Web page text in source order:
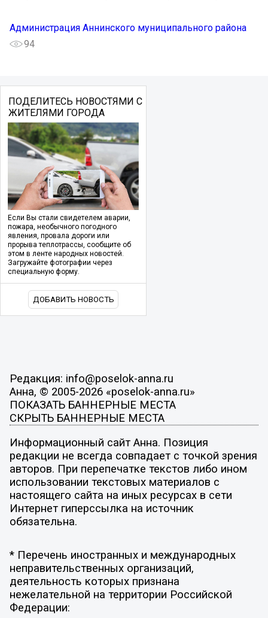
Администрация Аннинского муниципального района
94
ПОДЕЛИТЕСЬ НОВОСТЯМИ С
ЖИТЕЛЯМИ ГОРОДА
Если Вы стали свидетелем аварии,
пожара, необычного погодного
явления, провала дороги или
прорыва теплотрассы, сообщите об
этом в ленте народных новостей.
Загружайте фотографии через
специальную форму.
ДОБАВИТЬ НОВОСТЬ
Редакция: info@poselok-anna.ru
Анна, © 2005-2026 «poselok-anna.ru»
ПОКАЗАТЬ БАННЕРНЫЕ МЕСТА
СКРЫТЬ БАННЕРНЫЕ МЕСТА
Информационный сайт Анна. Позиция
редакции не всегда совпадает с точкой зрения
авторов. При перепечатке текстов либо ином
использовании текстовых материалов с
настоящего сайта на иных ресурсах в сети
Интернет гиперссылка на источник
обязательна.
* Перечень иностранных и международных
неправительственных организаций,
деятельность которых признана
нежелательной на территории Российской
Федерации: